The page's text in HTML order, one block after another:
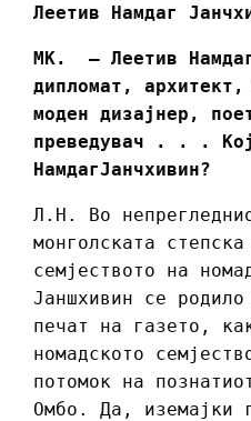
Леетив Намдаг
МК. – Леетив
дипломат, архитект,
моден дизајнер,
преведувач . . .
НамдагЈанчхивин?
Л.Н. Во
монголската
семјеството на
Јаншхивин се
печат на газето,
номадското
потомок на
Омбо. Да, иземајки